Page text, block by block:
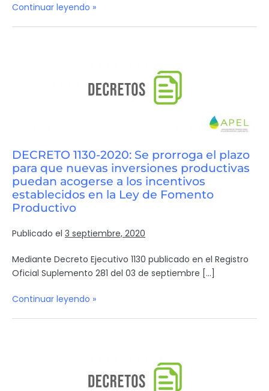
Continuar leyendo »
DECRETO 1130-2020: Se prorroga el plazo
para que nuevas inversiones productivas
puedan acogerse a los incentivos
establecidos en la Ley de Fomento
Productivo
Publicado el 3 septiembre, 2020
Mediante Decreto Ejecutivo 1130 publicado en el Registro
Oficial Suplemento 281 del 03 de septiembre […]
Continuar leyendo »